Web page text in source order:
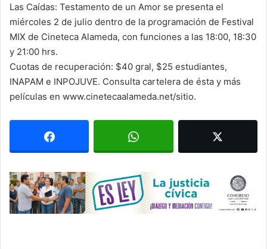
Las Caídas: Testamento de un Amor se presenta el
miércoles 2 de julio dentro de la programación de Festival
MIX de Cineteca Alameda, con funciones a las 18:00, 18:30
y 21:00 hrs.
Cuotas de recuperación: $40 gral, $25 estudiantes,
INAPAM e INPOJUVE. Consulta cartelera de ésta y más
películas en www.cinetecaalameda.net/sitio.